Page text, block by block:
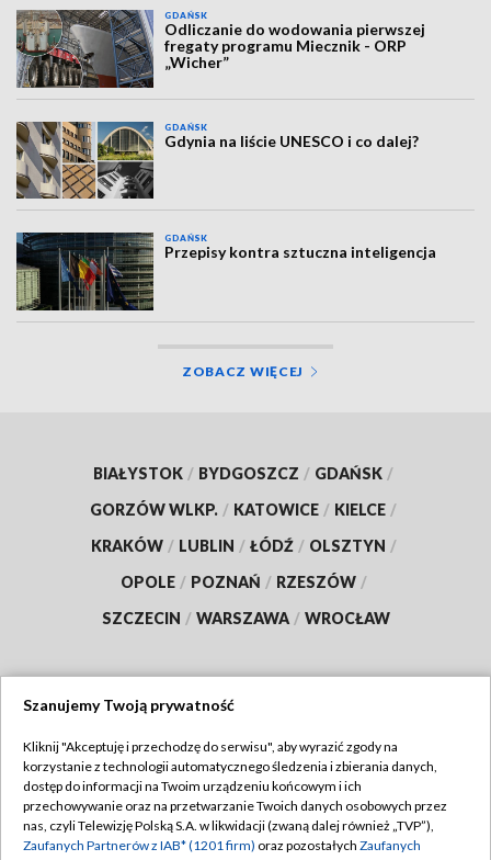
GDAŃSK
Odliczanie do wodowania pierwszej
fregaty programu Miecznik - ORP
„Wicher”
GDAŃSK
Gdynia na liście UNESCO i co dalej?
GDAŃSK
Przepisy kontra sztuczna inteligencja
ZOBACZ WIĘCEJ
BIAŁYSTOK / BYDGOSZCZ / GDAŃSK /
GORZÓW WLKP. / KATOWICE / KIELCE /
KRAKÓW / LUBLIN / ŁÓDŹ / OLSZTYN /
OPOLE / POZNAŃ / RZESZÓW /
SZCZECIN / WARSZAWA / WROCŁAW
TVP
Abonament TVP
Emisja w TVP
Regulamin TVP
Polityka prywatności
Szanujemy Twoją prywatność
Kliknij "Akceptuję i przechodzę do serwisu", aby wyrazić zgody na
korzystanie z technologii automatycznego śledzenia i zbierania danych,
dostęp do informacji na Twoim urządzeniu końcowym i ich
przechowywanie oraz na przetwarzanie Twoich danych osobowych przez
nas, czyli Telewizję Polską S.A. w likwidacji (zwaną dalej również „TVP”),
Zaufanych Partnerów z IAB* (1201 firm) oraz pozostałych Zaufanych